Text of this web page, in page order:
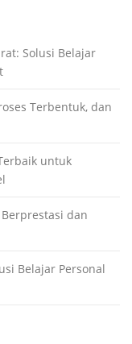
Solusi Belajar
Terbentuk, dan
untuk
dan
Belajar Personal